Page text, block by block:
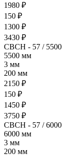
1980 ₽
150 ₽
1300 ₽
3430 ₽
СВСН - 57 / 5500
5500 мм
3 мм
200 мм
2150 ₽
150 ₽
1450 ₽
3750 ₽
СВСН - 57 / 6000
6000 мм
3 мм
200 мм